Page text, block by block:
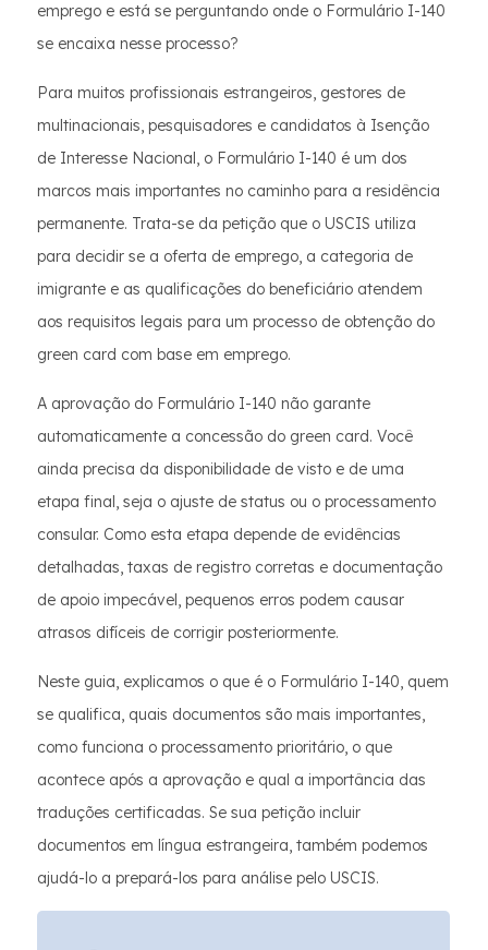
emprego e está se perguntando onde o Formulário I-140
se encaixa nesse processo?
Para muitos profissionais estrangeiros, gestores de
multinacionais, pesquisadores e candidatos à Isenção
de Interesse Nacional, o Formulário I-140 é um dos
marcos mais importantes no caminho para a residência
permanente. Trata-se da petição que o USCIS utiliza
para decidir se a oferta de emprego, a categoria de
imigrante e as qualificações do beneficiário atendem
aos requisitos legais para um processo de obtenção do
green card com base em emprego.
A aprovação do Formulário I-140 não garante
automaticamente a concessão do green card. Você
ainda precisa da disponibilidade de visto e de uma
etapa final, seja o ajuste de status ou o processamento
consular. Como esta etapa depende de evidências
detalhadas, taxas de registro corretas e documentação
de apoio impecável, pequenos erros podem causar
atrasos difíceis de corrigir posteriormente.
Neste guia, explicamos o que é o Formulário I-140, quem
se qualifica, quais documentos são mais importantes,
como funciona o processamento prioritário, o que
acontece após a aprovação e qual a importância das
traduções certificadas. Se sua petição incluir
documentos em língua estrangeira, também podemos
ajudá-lo a prepará-los para análise pelo USCIS.